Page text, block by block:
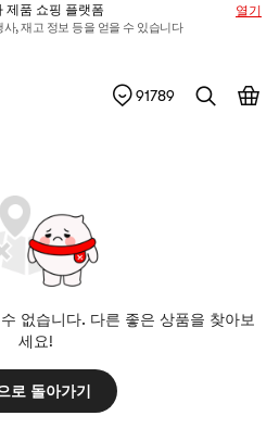
제품 쇼핑 플랫폼
, 재고 정보 등을 얻을 수 있습니다
열기
91789
없습니다. 다른 좋은 상품을 찾아보
세요!
로 돌아가기